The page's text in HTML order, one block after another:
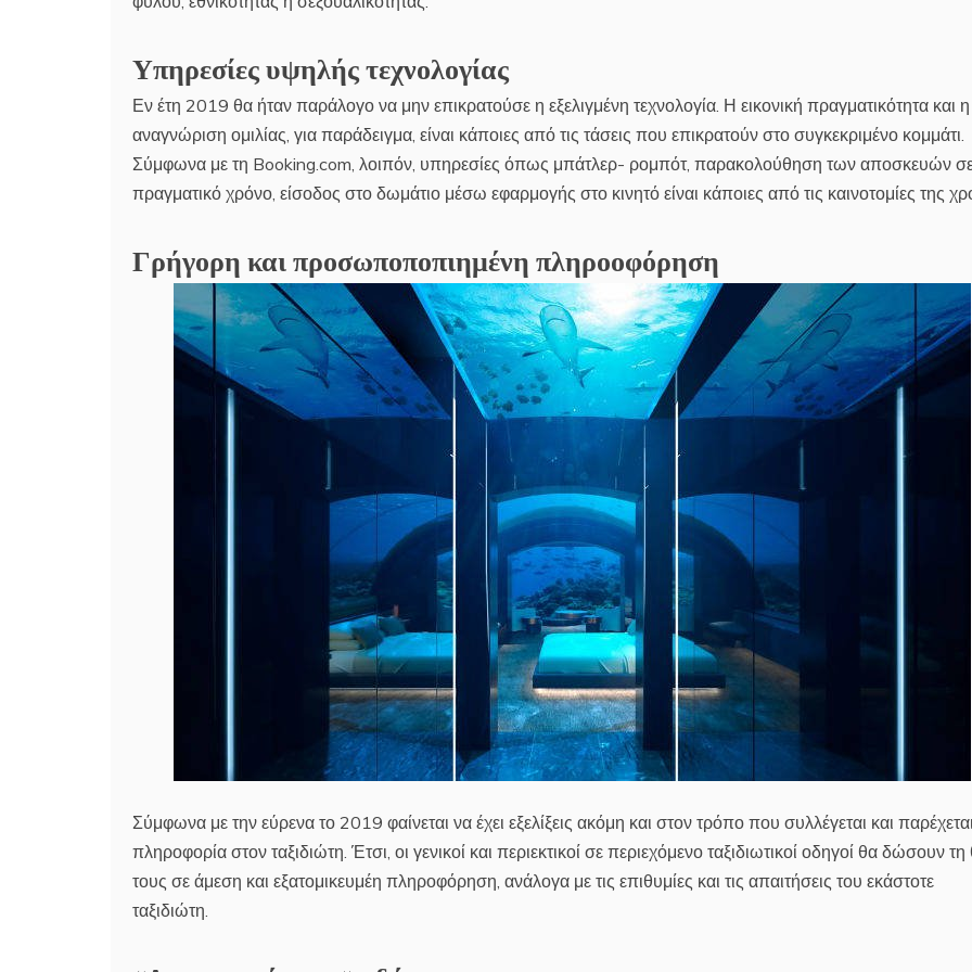
Υπηρεσίες υψηλής τεχνολογίας
Εν έτη 2019 θα ήταν παράλογο να μην επικρατούσε η εξελιγμένη τεχνολογία. Η εικονική πραγματικότητα και η
αναγνώριση ομιλίας, για παράδειγμα, είναι κάποιες από τις τάσεις που επικρατούν στο συγκεκριμένο κομμάτι.
Σύμφωνα με τη Booking.com, λοιπόν, υπηρεσίες όπως μπάτλερ- ρομπότ, παρακολούθηση των αποσκευών
πραγματικό χρόνο, είσοδος στο δωμάτιο μέσω εφαρμογής στο κινητό είναι κάποιες από τις καινοτομίες της
Γρήγορη και προσωποποπιημένη πληροοφόρηση
Σύμφωνα με την εύρενα το 2019 φαίνεται να έχει εξελίξεις ακόμη και στον τρόπο που συλλέγεται και
πληροφορία στον ταξιδιώτη. Έτσι, οι γενικοί και περιεκτικοί σε περιεχόμενο ταξιδιωτικοί οδηγοί θα δώσουν
τους σε άμεση και εξατομικευμέη πληροφόρηση, ανάλογα με τις επιθυμίες και τις απαιτήσεις του εκάστοτε
ταξιδιώτη.